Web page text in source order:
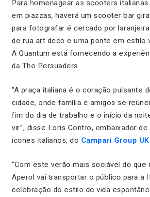
Para homenagear as scooters
em piazzas, haverá um scooter bar
para fotografar é cercado por
de rua art deco e uma ponte em estilo
A Quantum está fornecendo a
da The Persuaders.
“A praça italiana é o coração pulsante
cidade, onde família e amigos se
fim do dia de trabalho e o início da
vir.”, disse Loris Contro, embaixador de
ícones italianos, do Campari Group UK.
“Com este verão mais sociável do que
Aperol vai transportar o público para a
celebração do estilo de vida